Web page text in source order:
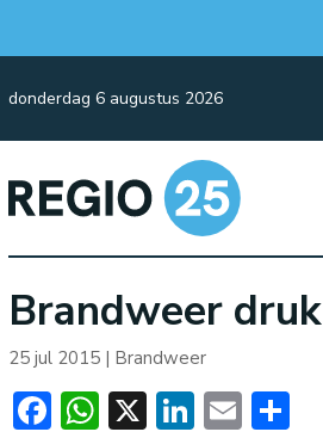
donderdag 6 augustus 2026
Brandweer
25 jul 2015 | Brandweer
Facebook
WhatsApp
X LinkedIn
Email